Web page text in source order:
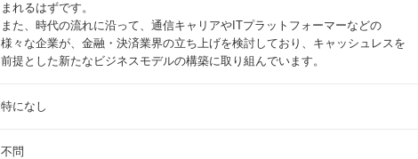
まれるはずです。
また、時代の流れに沿って、通信キャリアやITプラットフォーマーなどの
様々な企業が、金融・決済業界の立ち上げを検討しており、キャッシュレスを
前提とした新たなビジネスモデルの構築に取り組んでいます。
特になし
不問